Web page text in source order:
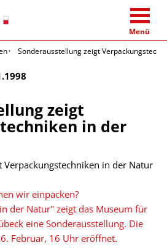
Menü
Sonderausstellung zeigt
zeigt
in der
Verpackungstechniken in der Natur
wir einpacken?
der Natur" zeigt das Museum für
eine Sonderausstellung. Die
Februar, 16 Uhr eröffnet.